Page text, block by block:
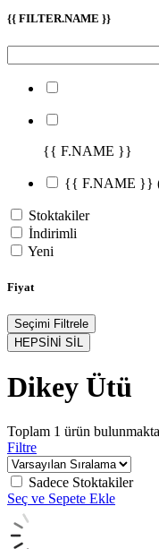
{{ FILTER.NAME }}
{{ F.NAME }}
{{ F.NAME }}
Stoktakiler
İndirimli
Yeni
Fiyat
Seçimi Filtrele
HEPSİNİ SİL
Dikey Ütü
Toplam 1 ürün
Filtre
Sadece Stoktakiler
Seç ve Sepete Ekle